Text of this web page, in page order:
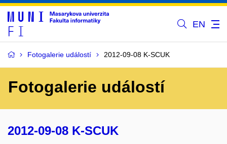
EN
Fotogalerie událostí 2012-09-08 K-SCUK
Fotogalerie událostí
2012-09-08 K-SCUK